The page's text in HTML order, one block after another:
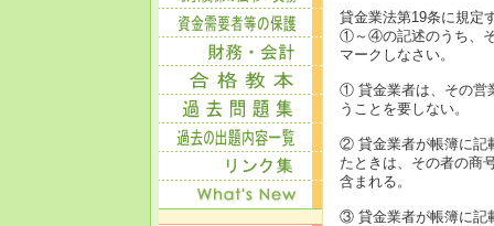
貸金業法第19条に規定
①～④の記述のうち、
マークしなさい。
① 貸金業者は、その営
うことを要しない。
② 貸金業者が帳簿に記
たときは、その者の商
含まれる。
③ 貸金業者が帳簿に記